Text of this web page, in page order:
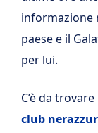
informazione
paese e il
per lui.
C’è da
club